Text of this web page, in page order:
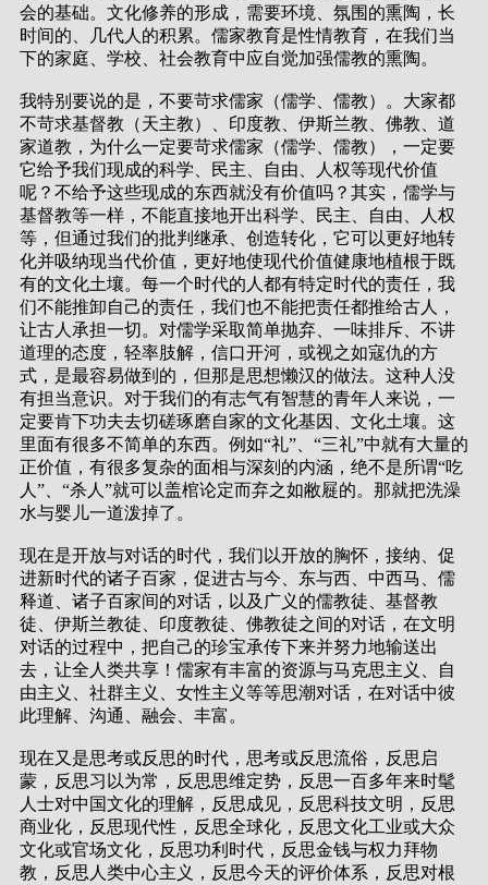
会的基础。文化修养的形成，需要环境、氛围的熏陶，长
时间的、几代人的积累。儒家教育是性情教育，在我们当
下的家庭、学校、社会教育中应自觉加强儒教的熏陶。
我特别要说的是，不要苛求儒家（儒学、儒教）。大家都
不苛求基督教（天主教）、印度教、伊斯兰教、佛教、道
家道教，为什么一定要苛求儒家（儒学、儒教），一定要
它给予我们现成的科学、民主、自由、人权等现代价值
呢？不给予这些现成的东西就没有价值吗？其实，儒学与
基督教等一样，不能直接地开出科学、民主、自由、人权
等，但通过我们的批判继承、创造转化，它可以更好地转
化并吸纳现当代价值，更好地使现代价值健康地植根于既
有的文化土壤。每一个时代的人都有特定时代的责任，我
们不能推卸自己的责任，我们也不能把责任都推给古人，
让古人承担一切。对儒学采取简单抛弃、一味排斥、不讲
道理的态度，轻率肢解，信口开河，或视之如寇仇的方
式，是最容易做到的，但那是思想懒汉的做法。这种人没
有担当意识。对于我们的有志气有智慧的青年人来说，一
定要肯下功夫去切磋琢磨自家的文化基因、文化土壤。这
里面有很多不简单的东西。例如“礼”、“三礼”中就有大量的
正价值，有很多复杂的面相与深刻的内涵，绝不是所谓“吃
人”、“杀人”就可以盖棺论定而弃之如敝屣的。那就把洗澡
水与婴儿一道泼掉了。
现在是开放与对话的时代，我们以开放的胸怀，接纳、促
进新时代的诸子百家，促进古与今、东与西、中西马、儒
释道、诸子百家间的对话，以及广义的儒教徒、基督教
徒、伊斯兰教徒、印度教徒、佛教徒之间的对话，在文明
对话的过程中，把自己的珍宝承传下来并努力地输送出
去，让全人类共享！儒家有丰富的资源与马克思主义、自
由主义、社群主义、女性主义等等思潮对话，在对话中彼
此理解、沟通、融会、丰富。
现在又是思考或反思的时代，思考或反思流俗，反思启
蒙，反思习以为常，反思思维定势，反思一百多年来时髦
人士对中国文化的理解，反思成见，反思科技文明，反思
商业化，反思现代性，反思全球化，反思文化工业或大众
文化或官场文化，反思功利时代，反思金钱与权力拜物
教，反思人类中心主义，反思今天的评价体系，反思对根